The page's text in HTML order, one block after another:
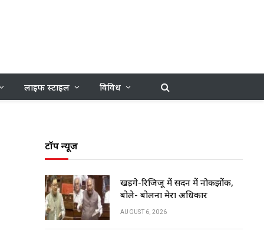
लाइफ स्टाइल विविध
टॉप न्यूज
खड़गे-रिजिजू में सदन में नोकझोंक,
बोले- बोलना मेरा अधिकार
AUGUST 6, 2026